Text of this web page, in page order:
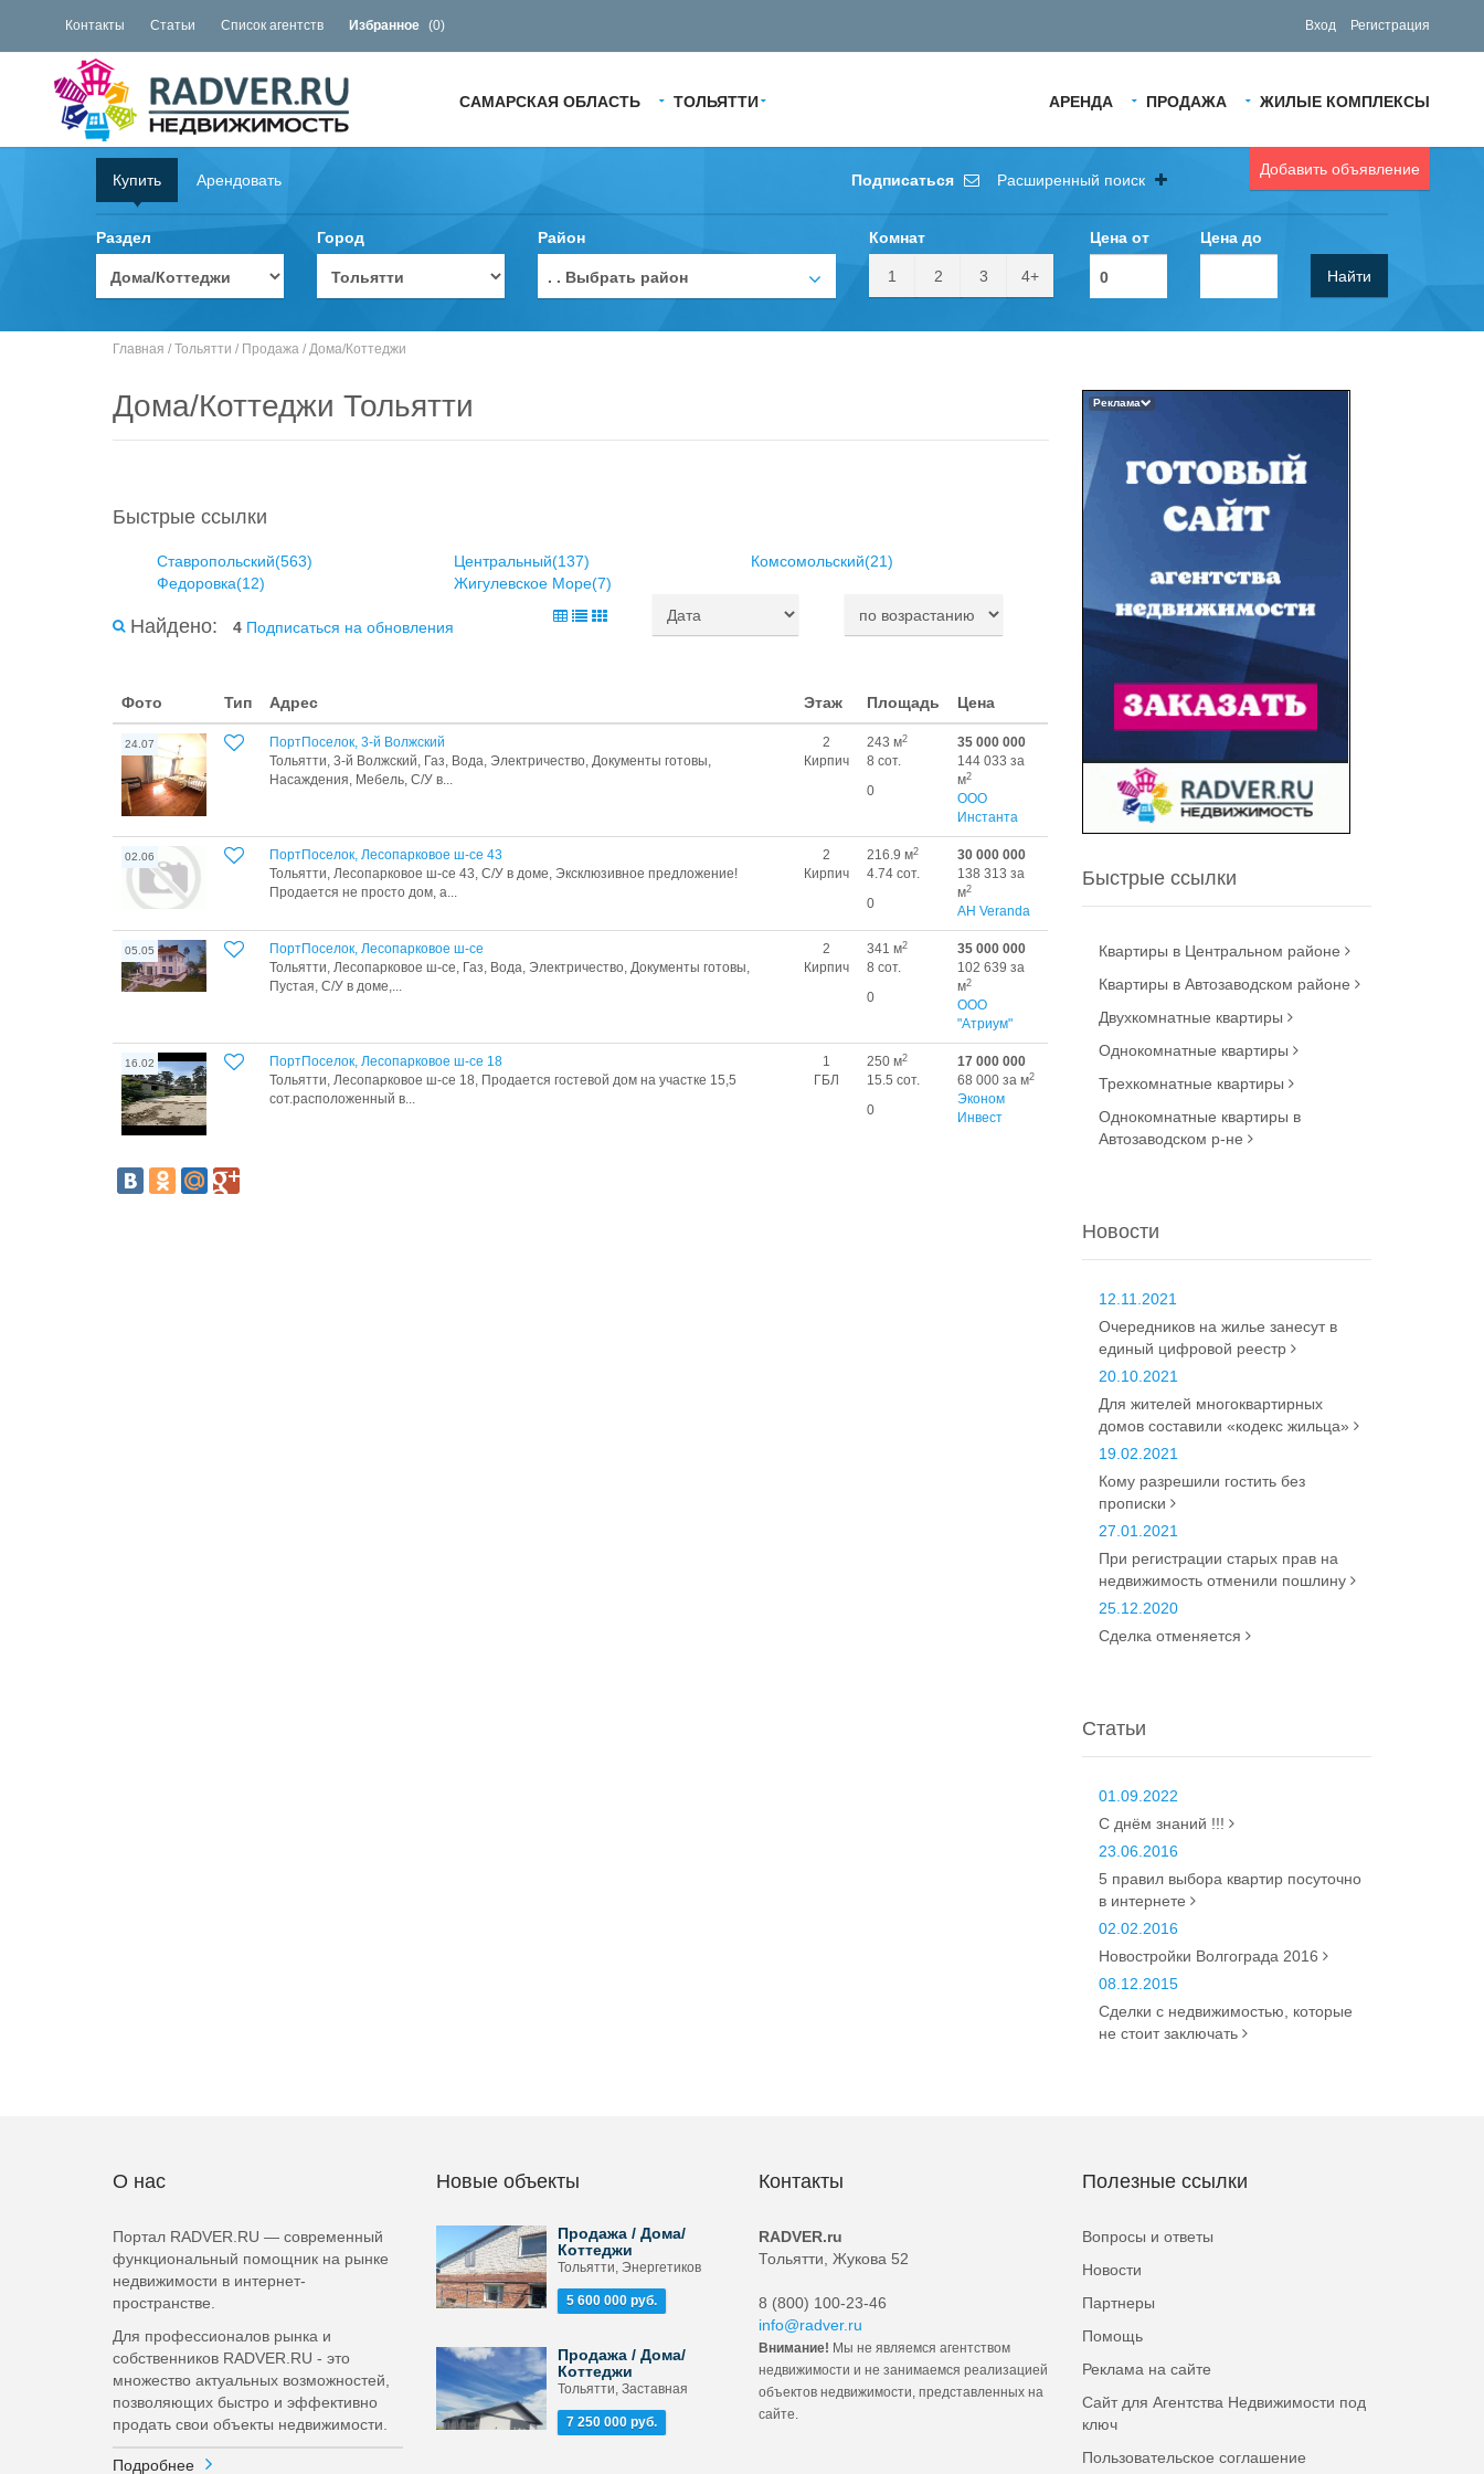
Контакты Статьи Список агентств Избранное (0) Вход Регистрация
АРЕНДА ПРОДАЖА ЖИЛЫЕ КОМПЛЕКСЫ
САМАРСКАЯ ОБЛАСТЬ ТОЛЬЯТТИ
Добавить объявление
Купить Арендовать Подписаться Расширенный поиск
Раздел Город Район
. . Выбрать район
Комнат
1 2 3 4+
Цена от Цена до
Найти
Главная / Тольятти / Продажа / Дома/Коттеджи
Дома/Коттеджи Тольятти
Быстрые ссылки
Ставропольский(563) Центральный(137)
Комсомольский(21)
Федоровка(12)
Жигулевское Море(7)
Найдено: 4 Подписаться на обновления
Фото Тип Адрес Этаж Площадь Цена
24.07
ПортПоселок, 3-й Волжский
Тольятти, 3-й Волжский, Газ, Вода, Электричество, Документы готовы,
Насаждения, Мебель, С/У в...
2
Кирпич
243 м2
8 сот.
0
35 000 000
144 033 за
м2
ООО
Инстанта
02.06
ПортПоселок, Лесопарковое ш-се 43
Тольятти, Лесопарковое ш-се 43, С/У в доме, Эксклюзивное предложение!
Продается не просто дом, а...
2
Кирпич
216.9 м2
4.74 сот.
0
30 000 000
138 313 за
м2
АН Veranda
05.05
ПортПоселок, Лесопарковое ш-се
Тольятти, Лесопарковое ш-се, Газ, Вода, Электричество, Документы готовы,
Пустая, С/У в доме,...
2
Кирпич
341 м2
8 сот.
0
35 000 000
102 639 за
м2
ООО
"Атриум"
16.02
ПортПоселок, Лесопарковое ш-се 18
Тольятти, Лесопарковое ш-се 18, Продается гостевой дом на участке 15,5
сот.расположенный в...
1
ГБЛ
250 м2
15.5 сот.
0
17 000 000
68 000 за м2
Эконом
Инвест
Реклама
Быстрые ссылки
Квартиры в Центральном районе
Квартиры в Автозаводском районе
Двухкомнатные квартиры
Однокомнатные квартиры
Трехкомнатные квартиры
Однокомнатные квартиры в
Автозаводском р-не
Новости
12.11.2021
Очередников на жилье занесут в
единый цифровой реестр
20.10.2021
Для жителей многоквартирных
домов составили «кодекс жильца»
19.02.2021
Кому разрешили гостить без
прописки
27.01.2021
При регистрации старых прав на
недвижимость отменили пошлину
25.12.2020
Сделка отменяется
Статьи
01.09.2022
С днём знаний !!!
23.06.2016
5 правил выбора квартир посуточно
в интернете
02.02.2016
Новостройки Волгограда 2016
08.12.2015
Сделки с недвижимостью, которые
не стоит заключать
О нас
Портал RADVER.RU — современный
функциональный помощник на рынке
недвижимости в интернет-
пространстве.
Для профессионалов рынка и
собственников RADVER.RU - это
множество актуальных возможностей,
позволяющих быстро и эффективно
продать свои объекты недвижимости.
Подробнее
Новые объекты
Продажа / Дома/
Коттеджи
Тольятти, Энергетиков
5 600 000 руб.
Продажа / Дома/
Коттеджи
Тольятти, Заставная
7 250 000 руб.
Контакты
RADVER.ru
Тольятти, Жукова 52
8 (800) 100-23-46
info@radver.ru
Внимание! Мы не являемся агентством
недвижимости и не занимаемся реализацией
объектов недвижимости, представленных на
сайте.
Полезные ссылки
Вопросы и ответы
Новости
Партнеры
Помощь
Реклама на сайте
Сайт для Агентства Недвижимости под
ключ
Пользовательское соглашение